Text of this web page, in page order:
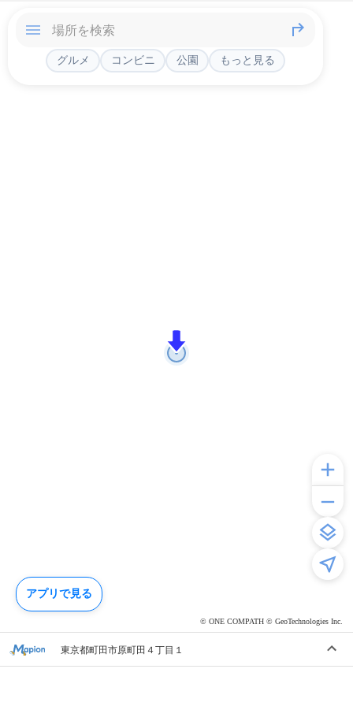
© ONE COMPATH © GeoTechnologies Inc.
グルメ コンビニ 公園 もっと見る
東京都町田市原町田４丁目１
アプリで見る